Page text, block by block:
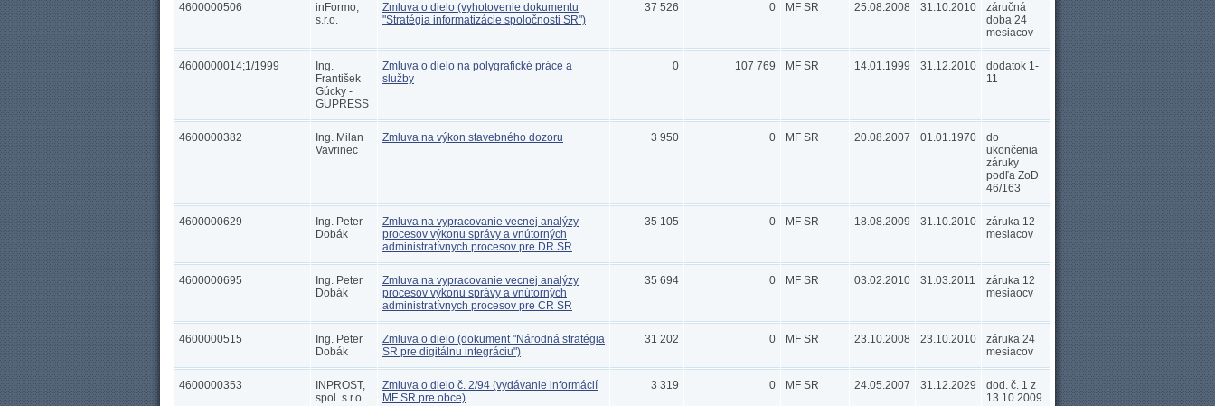
4600000506
inFormo,
s.r.o.
Zmluva o dielo (vyhotovenie dokumentu
"Stratégia informatizácie spoločnosti SR")
37 526 0 MF SR 25.08.2008 31.10.2010
záručná
doba 24
mesiacov
4600000014;1/1999
Ing.
František
Gúcky -
GUPRESS
Zmluva o dielo na polygrafické práce a
služby
0 107 769 MF SR 14.01.1999 31.12.2010
dodatok 1-
11
4600000382
Ing. Milan
Vavrinec
Zmluva na výkon stavebného dozoru 3 950 0 MF SR 20.08.2007 01.01.1970
do
ukončenia
záruky
podľa ZoD
46/163
4600000629
Ing. Peter
Dobák
Zmluva na vypracovanie vecnej analýzy
procesov výkonu správy a vnútorných
administratívnych procesov pre DR SR
35 105 0 MF SR 18.08.2009 31.10.2010
záruka 12
mesiacov
4600000695
Ing. Peter
Dobák
Zmluva na vypracovanie vecnej analýzy
procesov výkonu správy a vnútorných
administratívnych procesov pre CR SR
35 694 0 MF SR 03.02.2010 31.03.2011
záruka 12
mesiaocv
4600000515
Ing. Peter
Dobák
Zmluva o dielo (dokument "Národná stratégia
SR pre digitálnu integráciu")
31 202 0 MF SR 23.10.2008 23.10.2010
záruka 24
mesiacov
4600000353
INPROST,
spol. s r.o.
Zmluva o dielo č. 2/94 (vydávanie informácií
MF SR pre obce)
3 319 0 MF SR 24.05.2007 31.12.2029
dod. č. 1 z
13.10.2009